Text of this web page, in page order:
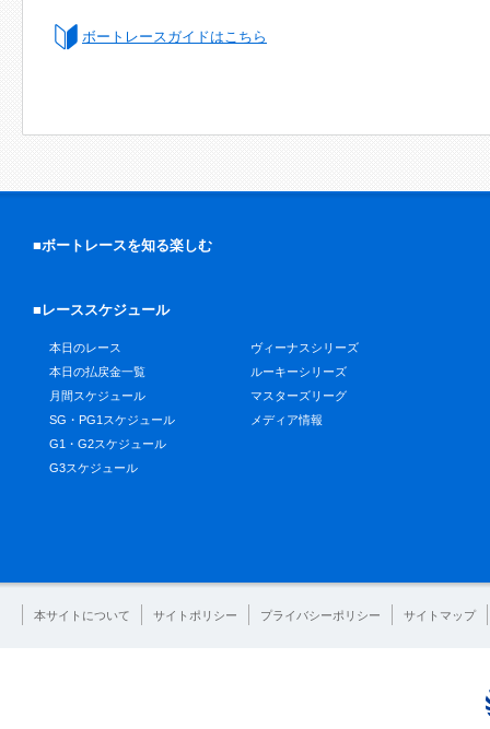
ボートレースガイドはこちら
■ボートレースを知る楽しむ
■レーススケジュール
本日のレース
本日の払戻金一覧
月間スケジュール
SG・PG1スケジュール
G1・G2スケジュール
G3スケジュール
ヴィーナスシリーズ
ルーキーシリーズ
マスターズリーグ
メディア情報
本サイトについて サイトポリシー プライバシーポリシー サイトマップ